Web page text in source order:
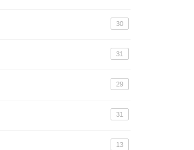
30
31
29
31
13